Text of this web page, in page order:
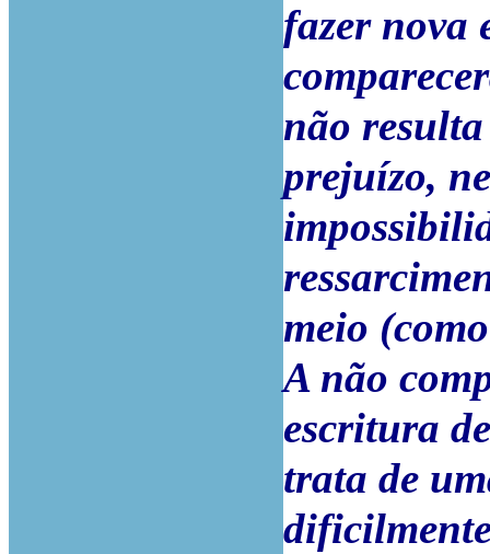
fazer nova
não
prejuízo,
meio
A não
escritura
trata de